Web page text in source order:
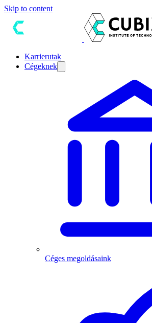
Skip to content
Karrierutak
Cégeknek
Céges megoldásaink